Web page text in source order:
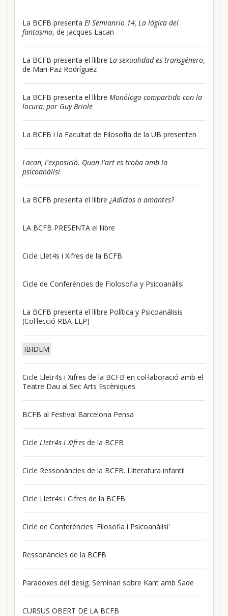
La BCFB presenta El Semianrio 14, La lógica del
fantasma, de Jacques Lacan
La BCFB presenta el llibre La sexualidad es transgénero,
de Mari Paz Rodríguez
La BCFB presenta el llibre Monólogo compartido con la
locura, por Guy Briole
La BCFB i la Facultat de Filosofía de la UB presenten
Lacan, l'exposició. Quan l'art es troba amb la
psicoanàlisi
La BCFB presenta el llibre ¿Adictos o amantes?
LA BCFB PRESENTA el llibre
Cicle Llet4s i Xifres de la BCFB
Cicle de Conferències de Fiolosofia y Psicoanàlisi
La BCFB presenta el llibre Política y Psicoanálisis
(Col·lecció RBA-ELP)
IBIDEM
Cicle Lletr4s i Xifres de la BCFB en col·laboració amb el
Teatre Dau al Sec Arts Escèniques
BCFB al Festival Barcelona Pensa
Cicle Lletr4s i Xifres de la BCFB
Cicle Ressonàncies de la BCFB. Lliteratura infantil
Cicle Lletr4s i Cifres de la BCFB
Cicle de Conferències 'Filosofia i Psicoanàlisi'
Ressonàncies de la BCFB
Paradoxes del desig. Seminari sobre Kant amb Sade
CURSUS OBERT DE LA BCFB